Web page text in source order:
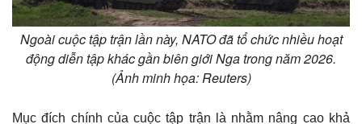
Ngoài cuộc tập trận lần này, NATO đã tổ chức nhiều hoạt
động diễn tập khác gần biên giới Nga trong năm 2026.
(Ảnh minh họa: Reuters)
Mục đích chính của cuộc tập trận là nhằm nâng cao khả